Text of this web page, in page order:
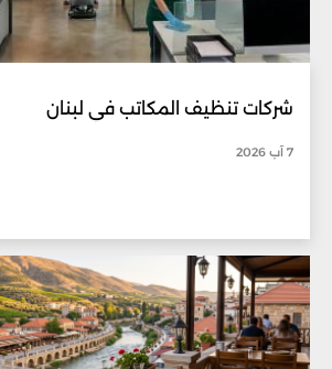
شركات تنظيف المكاتب في لبنان
7 آب 2026